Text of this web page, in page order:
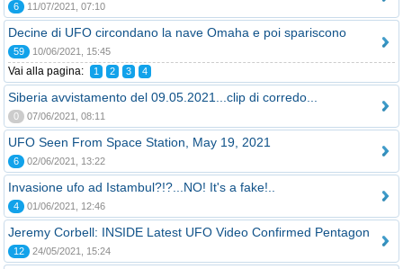
6 11/07/2021, 07:10
Decine di UFO circondano la nave Omaha e poi spariscono
59 10/06/2021, 15:45
Vai alla pagina: 1 2 3 4
Siberia avvistamento del 09.05.2021...clip di corredo...
0 07/06/2021, 08:11
UFO Seen From Space Station, May 19, 2021
6 02/06/2021, 13:22
Invasione ufo ad Istambul?!?...NO! It's a fake!..
4 01/06/2021, 12:46
Jeremy Corbell: INSIDE Latest UFO Video Confirmed Pentagon
12 24/05/2021, 15:24